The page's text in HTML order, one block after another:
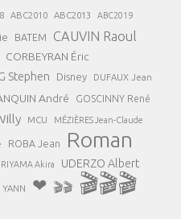
ABC2010 ABC2013 ABC2019
BATEM CAUVIN Raoul
CORBEYRAN Éric
Stephen Disney DUFAUX Jean
André GOSCINNY René
MCU MÉZIÈRES Jean-Claude
ROBA Jean Roman
Akira UDERZO Albert
YANN ❤ 🎬🎬 🎬🎬🎬